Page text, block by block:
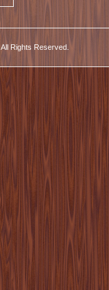
. All Rights Reserved.